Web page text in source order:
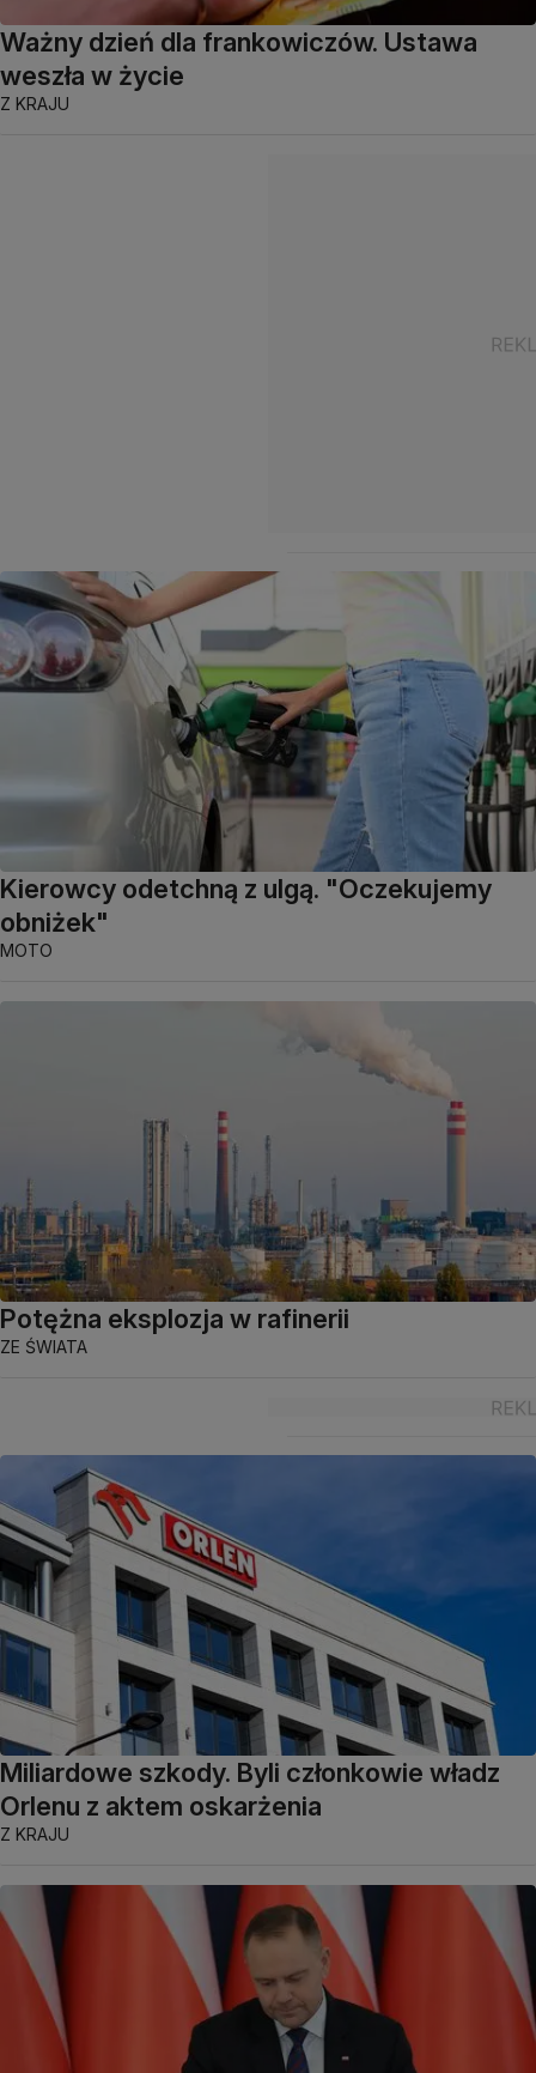
Ważny dzień dla frankowiczów. Ustawa
weszła w życie
Z KRAJU
Kierowcy odetchną z ulgą. "Oczekujemy
obniżek"
MOTO
Potężna eksplozja w rafinerii
ZE ŚWIATA
Miliardowe szkody. Byli członkowie władz
Orlenu z aktem oskarżenia
Z KRAJU